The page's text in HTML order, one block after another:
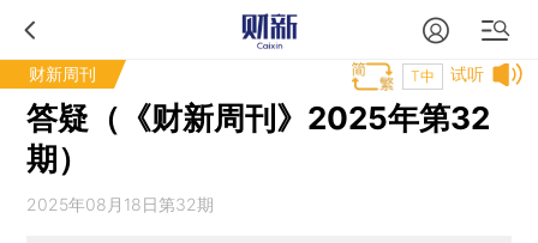
财新周刊 试听
T中
答疑（《财新周刊》2025年第32
期）
2025年08月18日第32期